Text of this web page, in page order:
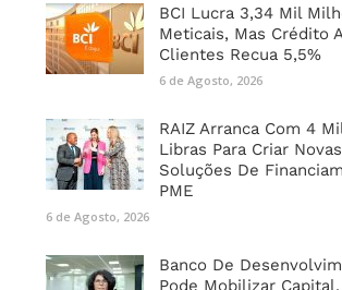
BCI Lucra 3,34 Mil
Meticais, Mas Crédito A
Clientes Recua 5,5%
6 de Agosto, 2026
RAIZ Arranca Com 4
Libras Para Criar Novas
Soluções De
PME
6 de Agosto, 2026
Banco De
Pode Mobilizar Capital,